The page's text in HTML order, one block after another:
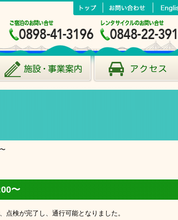
〜
検が完了し、通行可能となりました。